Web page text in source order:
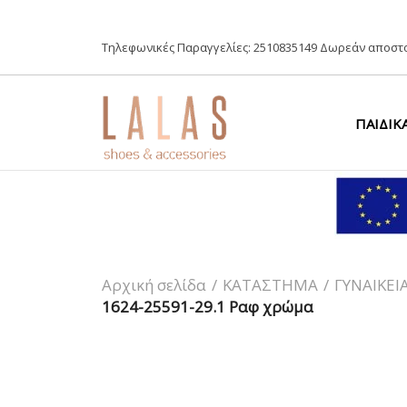
Τηλεφωνικές Παραγγελίες: 2510835149 Δωρεάν
Αρχική σελίδα / ΚΑΤΑΣΤΗΜΑ /
1624-25591-29.1 Ραφ χρώμα